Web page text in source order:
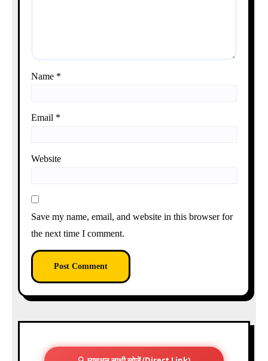
Name *
Email *
Website
Save my name, email, and website in this browser for
the next time I comment.